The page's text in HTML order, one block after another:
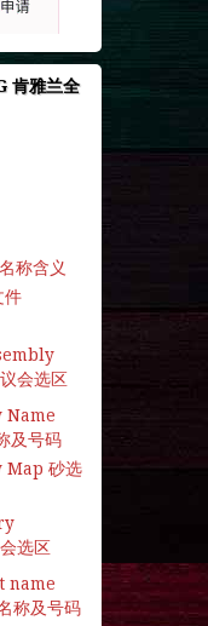
肯雅兰全
称含义
件
会选区
Name
及号码
Map 砂选
选区
name
称及号码